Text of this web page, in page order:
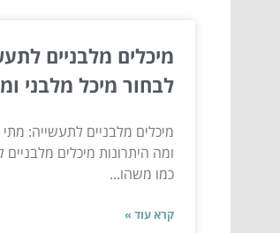
מיכלים מלבניים
לבחור מיכל מלבני
מיכלים מלבניים לתעשייה:
ומה היתרונות מיכלים
כמו משהו...
קרא עוד »